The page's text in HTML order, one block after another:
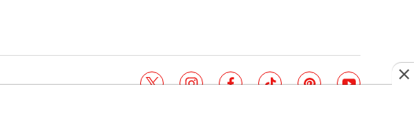
twitterinstagramfacebooktiktokpinterestyoutube